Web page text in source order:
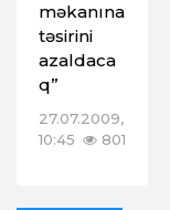
məkanına
təsirini
azaldaca
q”
27.07.2009,
10:45
801